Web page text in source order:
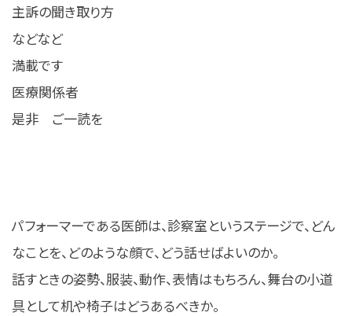
主訴の聞き取り方
などなど
満載です
医療関係者
是非 ご一読を
パフォーマーである医師は、診察室というステージで、どん
なことを、どのような顔で、どう話せばよいのか。
話すときの姿勢、服装、動作、表情はもちろん、舞台の小道
具として机や椅子はどうあるべきか。